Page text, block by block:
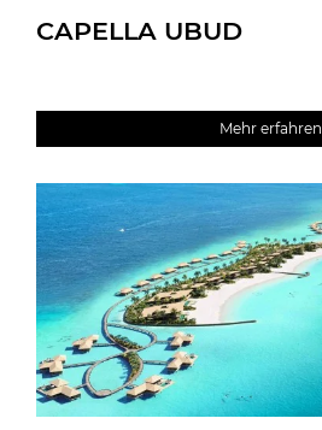
CAPELLA UBUD
Mehr erfahren